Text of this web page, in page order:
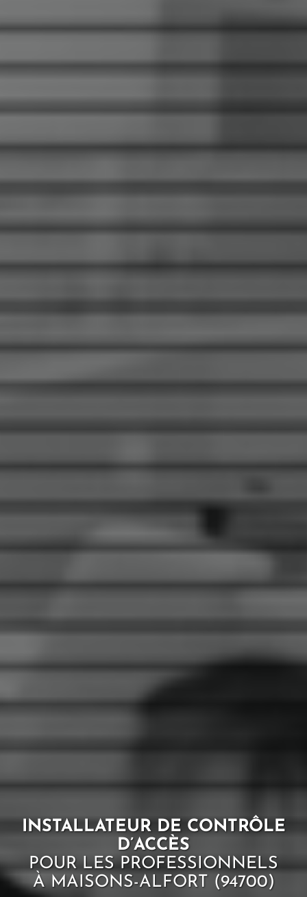
INSTALLATEUR DE CONTRÔLE
D’ACCÈS
POUR LES PROFESSIONNELS
À MAISONS-ALFORT (94700)